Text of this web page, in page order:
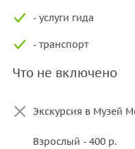
- услуги гида
- транспорт
Что не включено
Экскурсия в Музей
Взрослый - 400 р.